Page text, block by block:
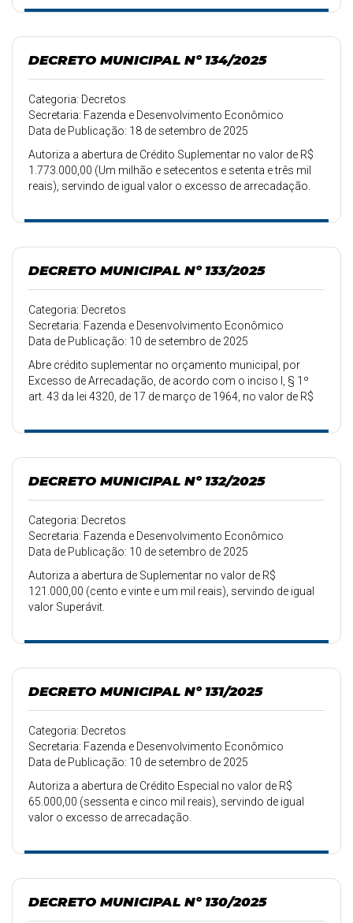
DECRETO MUNICIPAL Nº 134/2025
Categoria: Decretos
Secretaria: Fazenda e Desenvolvimento Econômico
Data de Publicação: 18 de setembro de 2025
Autoriza a abertura de Crédito Suplementar no valor de R$
1.773.000,00 (Um milhão e setecentos e setenta e três mil
reais), servindo de igual valor o excesso de arrecadação.
DECRETO MUNICIPAL Nº 133/2025
Categoria: Decretos
Secretaria: Fazenda e Desenvolvimento Econômico
Data de Publicação: 10 de setembro de 2025
Abre crédito suplementar no orçamento municipal, por
Excesso de Arrecadação, de acordo com o inciso I, § 1º
art. 43 da lei 4320, de 17 de março de 1964, no valor de R$
DECRETO MUNICIPAL Nº 132/2025
Categoria: Decretos
Secretaria: Fazenda e Desenvolvimento Econômico
Data de Publicação: 10 de setembro de 2025
Autoriza a abertura de Suplementar no valor de R$
121.000,00 (cento e vinte e um mil reais), servindo de igual
valor Superávit.
DECRETO MUNICIPAL Nº 131/2025
Categoria: Decretos
Secretaria: Fazenda e Desenvolvimento Econômico
Data de Publicação: 10 de setembro de 2025
Autoriza a abertura de Crédito Especial no valor de R$
65.000,00 (sessenta e cinco mil reais), servindo de igual
valor o excesso de arrecadação.
DECRETO MUNICIPAL Nº 130/2025